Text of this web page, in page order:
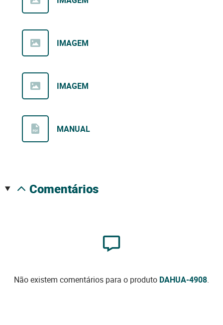
IMAGEM
IMAGEM
MANUAL
comentários
Não existem comentários para o produto DAHUA-4908.